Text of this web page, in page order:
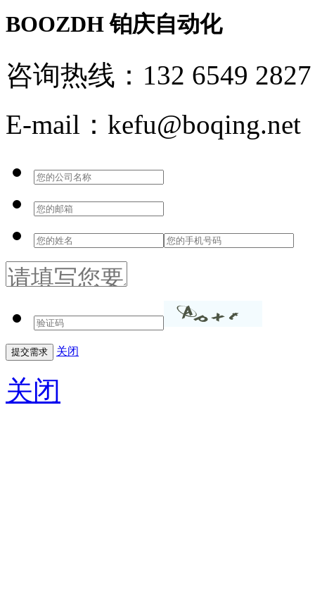
BOOZDH铂庆自动化
咨询热线：132 6549 2827
E-mail：kefu@boqing.net
关闭
关闭